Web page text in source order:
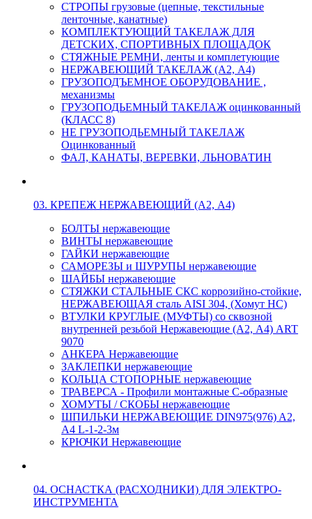
СТРОПЫ грузовые (цепные, текстильные
ленточные, канатные)
КОМПЛЕКТУЮЩИЙ ТАКЕЛАЖ ДЛЯ
ДЕТСКИХ, СПОРТИВНЫХ ПЛОЩАДОК
СТЯЖНЫЕ РЕМНИ, ленты и комплетующие
НЕРЖАВЕЮЩИЙ ТАКЕЛАЖ (А2, А4)
ГРУЗОПОДЪЕМНОЕ ОБОРУДОВАНИЕ ,
механизмы
ГРУЗОПОДЬЕМНЫЙ ТАКЕЛАЖ оцинкованный
(КЛАСС 8)
НЕ ГРУЗОПОДЬЕМНЫЙ ТАКЕЛАЖ
Оцинкованный
ФАЛ, КАНАТЫ, ВЕРЕВКИ, ЛЬНОВАТИН
03. КРЕПЕЖ НЕРЖАВЕЮЩИЙ (А2, А4)
БОЛТЫ нержавеющие
ВИНТЫ нержавеющие
ГАЙКИ нержавеющие
САМОРЕЗЫ и ШУРУПЫ нержавеющие
ШАЙБЫ нержавеющие
СТЯЖКИ СТАЛЬНЫЕ СКС коррозийно-стойкие,
НЕРЖАВЕЮЩАЯ сталь AISI 304, (Хомут НС)
ВТУЛКИ КРУГЛЫЕ (МУФТЫ) со сквозной
внутренней резьбой Нержавеющие (А2, А4) ART
9070
АНКЕРА Нержавеющие
ЗАКЛЕПКИ нержавеющие
КОЛЬЦА СТОПОРНЫЕ нержавеющие
ТРАВЕРСА - Профили монтажные С-образные
ХОМУТЫ / СКОБЫ нержавеющие
ШПИЛЬКИ НЕРЖАВЕЮЩИЕ DIN975(976) A2,
А4 L-1-2-3м
КРЮЧКИ Нержавеющие
04. ОСНАСТКА (РАСХОДНИКИ) ДЛЯ ЭЛЕКТРО-
ИНСТРУМЕНТА